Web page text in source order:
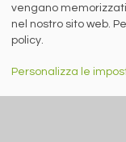
Sede sociale: Flero
T. +39 030 254 00 06
Copyright siderweb
vengano
nel nostro sito web.
policy.
Personalizza le